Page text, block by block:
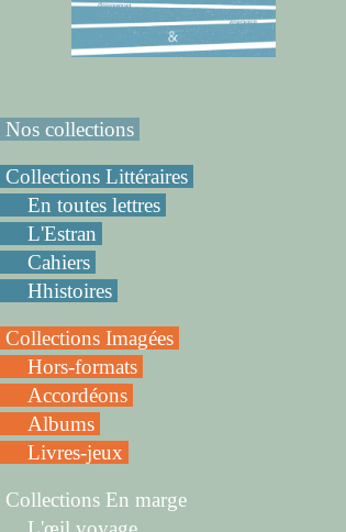
Nos collections
Collections Littéraires
En toutes lettres
L'Estran
Cahiers
Hhistoires
Collections Imagées
Hors-formats
Accordéons
Albums
Livres-jeux
Collections En marge